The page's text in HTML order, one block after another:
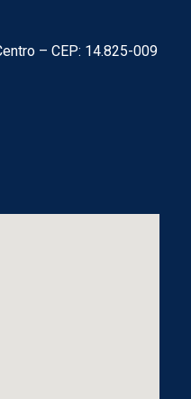
– CEP: 14.825-009